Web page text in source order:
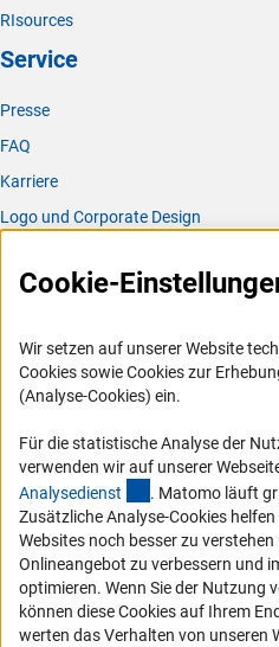
RIsources
Service
Presse
FAQ
Karriere
Logo und Corporate Design
Compliance
Barrierefreiheit
Erklärung zur Barrierefreiheit
Barriere melden
DFG-aktuell
Erhalten Sie Neuigkeiten aus der
schauen Sie sich die Ausgaben online
Cookie-
Wir setzen auf unserer Website
Cookies sowie Cookies zur
(Analyse-Cookies) ein.
Für die statistische Analyse der
verwenden wir auf unserer
Analysedienst (externer Link)
. Matomo läuft
Zusätzliche Analyse-Cookies
Websites noch besser zu
Onlineangebot zu verbessern und
optimieren. Wenn Sie der Nutzung
können diese Cookies auf Ihrem
werten das Verhalten von unseren